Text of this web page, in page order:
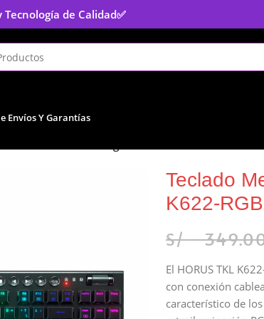
Tecnología de Calidad✅
Envíos Y Garantías
Teclado
K622-
S/
El HORUS TKL
con conexión
característico de